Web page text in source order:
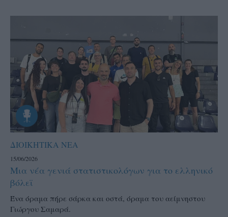
ΔΙΟΙΚΗΤΙΚΑ ΝΕΑ
15/06/2026
Μια νέα γενιά στατιστικολόγων για το ελληνικό
βόλεϊ
Ένα όραμα πήρε σάρκα και οστά, όραμα του αείμνηστου
Γιώργου Σαμαρά.